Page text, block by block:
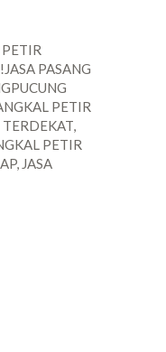
PASANG
PETIR
PETIR
JASA